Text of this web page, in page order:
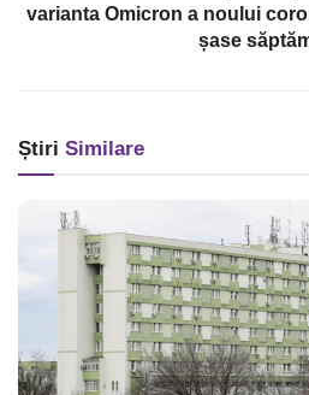
varianta Omicron a noului
șase
Știri Similare